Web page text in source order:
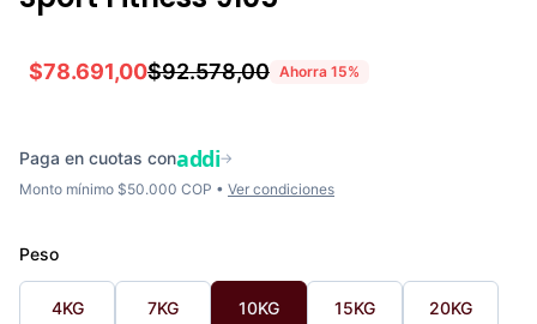
$78.691,00$92.578,00 Ahorra 15%
Paga en cuotas conaddi→
Monto mínimo $50.000 COP • Ver condiciones
Peso
4KG 7KG 10KG 15KG 20KG